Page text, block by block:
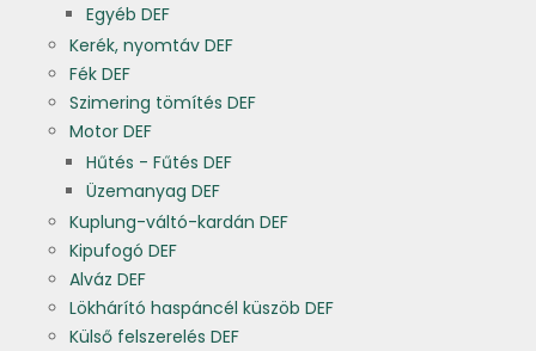
Egyéb DEF
Kerék, nyomtáv DEF
Fék DEF
Szimering tömítés DEF
Motor DEF
Hűtés - Fűtés DEF
Üzemanyag DEF
Kuplung-váltó-kardán DEF
Kipufogó DEF
Alváz DEF
Lökhárító haspáncél küszöb DEF
Külső felszerelés DEF